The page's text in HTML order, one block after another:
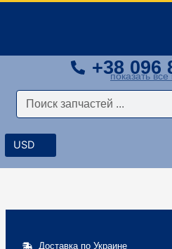
+38 096
показать все
Поиск
Доставка по Украине